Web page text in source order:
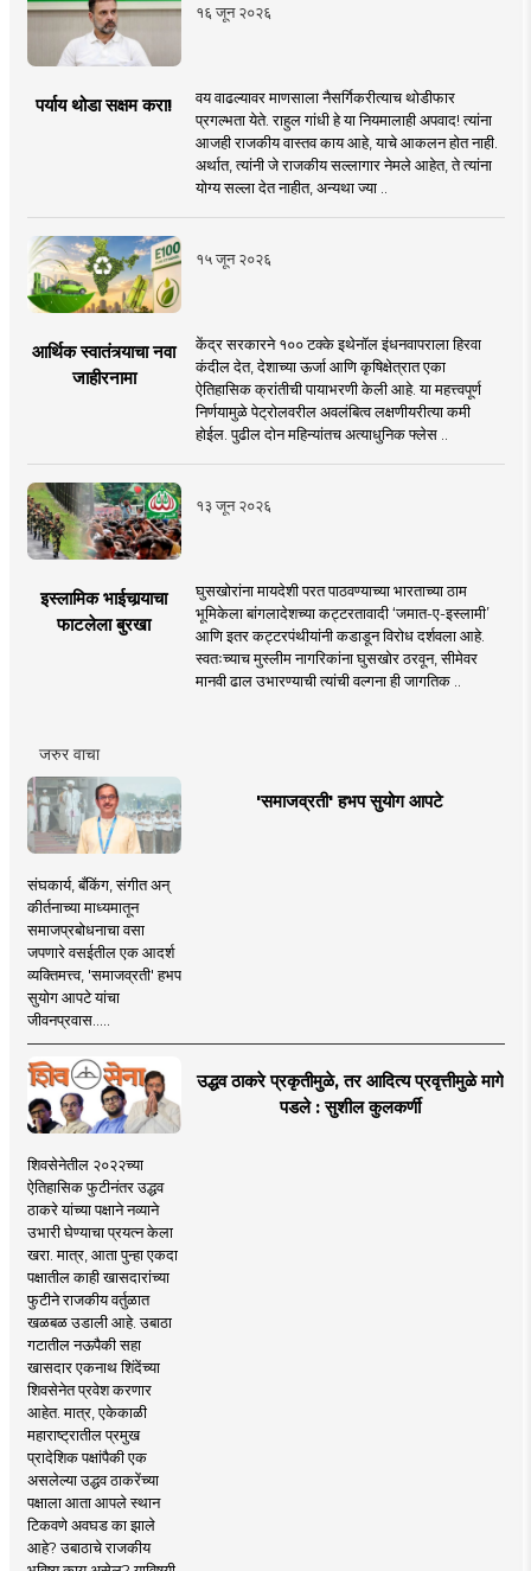
१६ जून २०२६
पर्याय थोडा सक्षम करा!
वय वाढल्यावर माणसाला नैसर्गिकरीत्याच थोडीफार
प्रगल्भता येते. राहुल गांधी हे या नियमालाही अपवाद! त्यांना
आजही राजकीय वास्तव काय आहे, याचे आकलन होत नाही.
अर्थात, त्यांनी जे राजकीय सल्लागार नेमले आहेत, ते त्यांना
योग्य सल्ला देत नाहीत, अन्यथा ज्या ..
१५ जून २०२६
आर्थिक स्वातंत्र्याचा नवा
जाहीरनामा
केंद्र सरकारने १०० टक्के इथेनॉल इंधनवापराला हिरवा
कंदील देत, देशाच्या ऊर्जा आणि कृषिक्षेत्रात एका
ऐतिहासिक क्रांतीची पायाभरणी केली आहे. या महत्त्वपूर्ण
निर्णयामुळे पेट्रोलवरील अवलंबित्व लक्षणीयरीत्या कमी
होईल. पुढील दोन महिन्यांतच अत्याधुनिक फ्लेस ..
१३ जून २०२६
इस्लामिक भाईचार्‍याचा
फाटलेला बुरखा
घुसखोरांना मायदेशी परत पाठवण्याच्या भारताच्या ठाम
भूमिकेला बांगलादेशच्या कट्टरतावादी ‘जमात-ए-इस्लामी’
आणि इतर कट्टरपंथीयांनी कडाडून विरोध दर्शवला आहे.
स्वतःच्याच मुस्लीम नागरिकांना घुसखोर ठरवून, सीमेवर
मानवी ढाल उभारण्याची त्यांची वल्गना ही जागतिक ..
जरुर वाचा
'समाजव्रती' हभप सुयोग आपटे
संघकार्य, बँकिंग, संगीत अन्
कीर्तनाच्या माध्यमातून
समाजप्रबोधनाचा वसा
जपणारे वसईतील एक आदर्श
व्यक्तिमत्त्व, 'समाजव्रती' हभप
सुयोग आपटे यांचा
जीवनप्रवास.....
उद्धव ठाकरे प्रकृतीमुळे, तर आदित्य प्रवृत्तीमुळे मागे
पडले : सुशील कुलकर्णी
शिवसेनेतील २०२२च्या
ऐतिहासिक फुटीनंतर उद्धव
ठाकरे यांच्या पक्षाने नव्याने
उभारी घेण्याचा प्रयत्न केला
खरा. मात्र, आता पुन्हा एकदा
पक्षातील काही खासदारांच्या
फुटीने राजकीय वर्तुळात
खळबळ उडाली आहे. उबाठा
गटातील नऊपैकी सहा
खासदार एकनाथ शिंदेंच्या
शिवसेनेत प्रवेश करणार
आहेत. मात्र, एकेकाळी
महाराष्ट्रातील प्रमुख
प्रादेशिक पक्षांपैकी एक
असलेल्या उद्धव ठाकरेंच्या
पक्षाला आता आपले स्थान
टिकवणे अवघड का झाले
आहे? उबाठाचे राजकीय